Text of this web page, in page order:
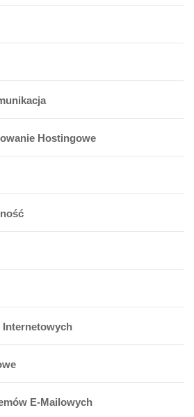
Hostingowe
Internetowych
E-Mailowych